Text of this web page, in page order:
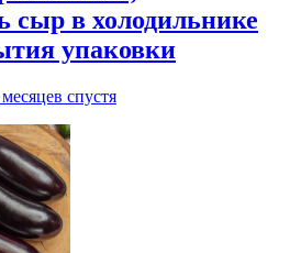
сыр в холодильнике
упаковки
спустя